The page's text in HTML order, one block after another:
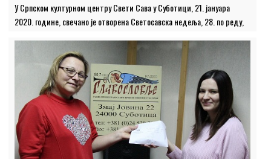
У Српском културном центру Свети Сава у Суботици, 21. јануара
2020. године, свечано је отворена Светосавска недеља, 28. по реду,